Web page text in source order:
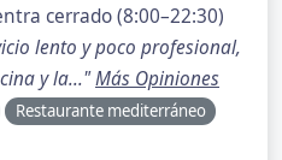
cerrado (8:00–22:30)
lento y poco profesional,
y la..."Más Opiniones
Restaurante mediterráneo